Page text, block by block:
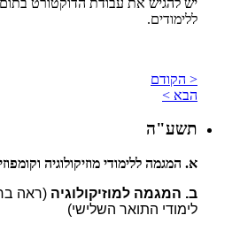
ללימודים.
< הקודם
הבא >
תשע"ה
א. המגמה ללימודי מוזיקולוגיה
ב. המגמה למוזיקולוגיה (ראה
לימודי התואר השלישי)